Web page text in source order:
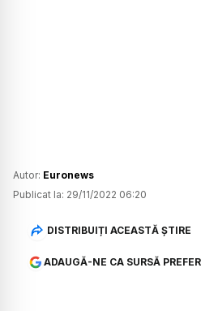
Autor: Euronews
Publicat la: 29/11/2022 06:20
DISTRIBUIȚI ACEASTĂ ȘTIRE
ADAUGĂ-NE CA SURSĂ